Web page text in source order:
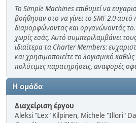
Το Simple Machines επιθυμεί να
βοήθησαν στο να γίνει το SMF 2.0 αυτό
διαμορφώνοντας και οργανώνοντάς
χωρίς εσάς. Αυτό συμπεριλαμβάνει
ιδιαίτερα τα Charter Members:
και χρησιμοποιείτε το λογισμικό
πολύτιμες παρατηρήσεις, αναφορές
Η ομάδα
Διαχείριση έργου
Aleksi "Lex" Kilpinen, Michele "Illori"